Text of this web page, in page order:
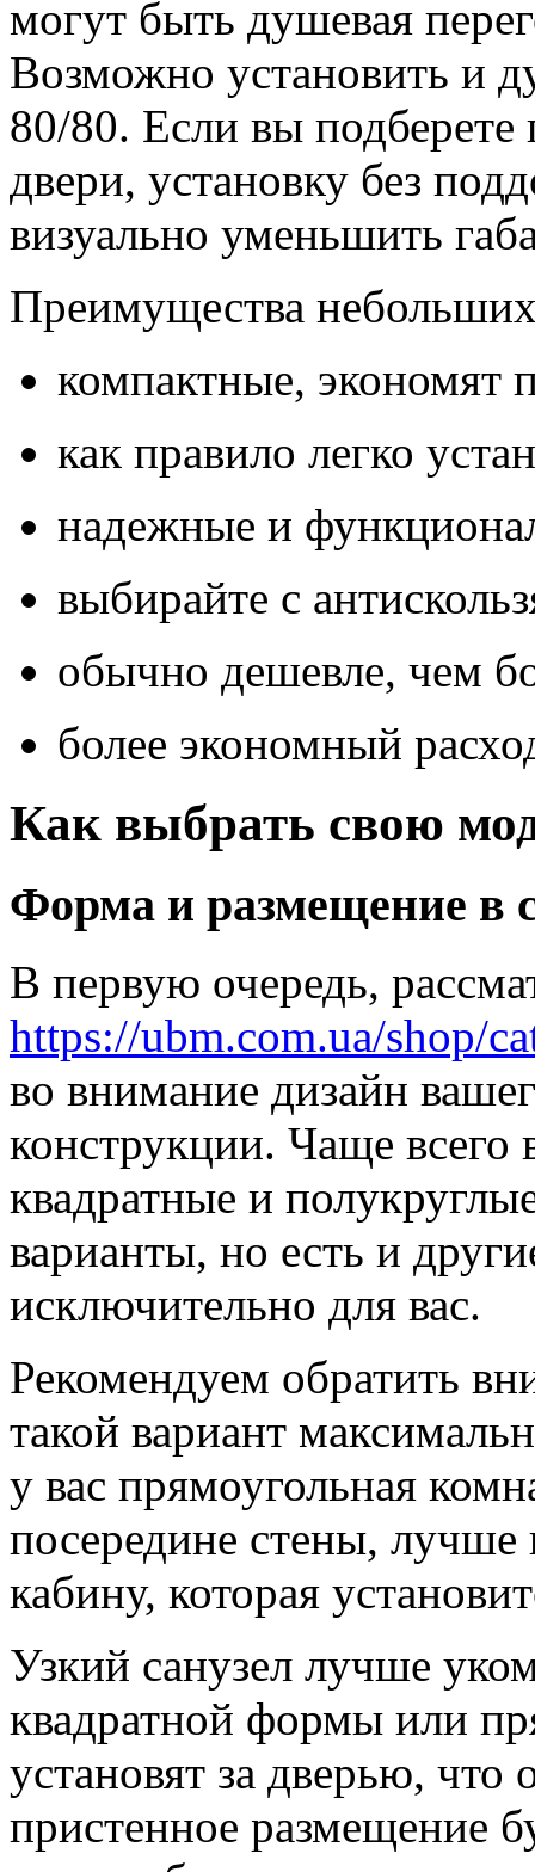
могут быть душевая
Возможно установить и
80/80. Если вы подберете
двери, установку без
визуально уменьшить
Преимущества
компактные, экономят
как правило легко
надежные и
выбирайте с
обычно дешевле, чем
более экономный
Как выбрать свою
Форма и размещение в
В первую очередь,
https://ubm.com.ua/shop/
во внимание дизайн
конструкции. Чаще всего
квадратные и
варианты, но есть и
исключительно для вас.
Рекомендуем обратить
такой вариант
у вас прямоугольная
посередине стены,
кабину, которая
Узкий санузел лучше
квадратной формы или
установят за дверью, что
пристенное размещение